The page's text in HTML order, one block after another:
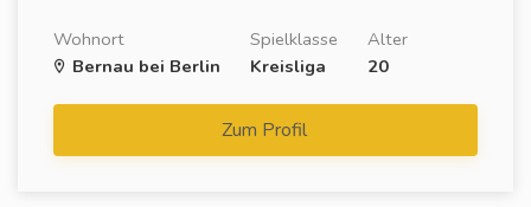
Wohnort
Bernau bei Berlin
Spielklasse
Kreisliga
Alter
20
Zum Profil